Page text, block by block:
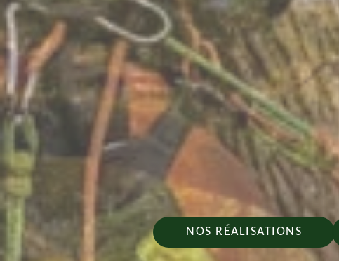
NOS RÉALISATIONS